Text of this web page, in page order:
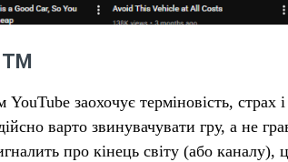
заохочує терміновість, страх
варто звинувачувати гру, а не
про кінець світу (або каналу),